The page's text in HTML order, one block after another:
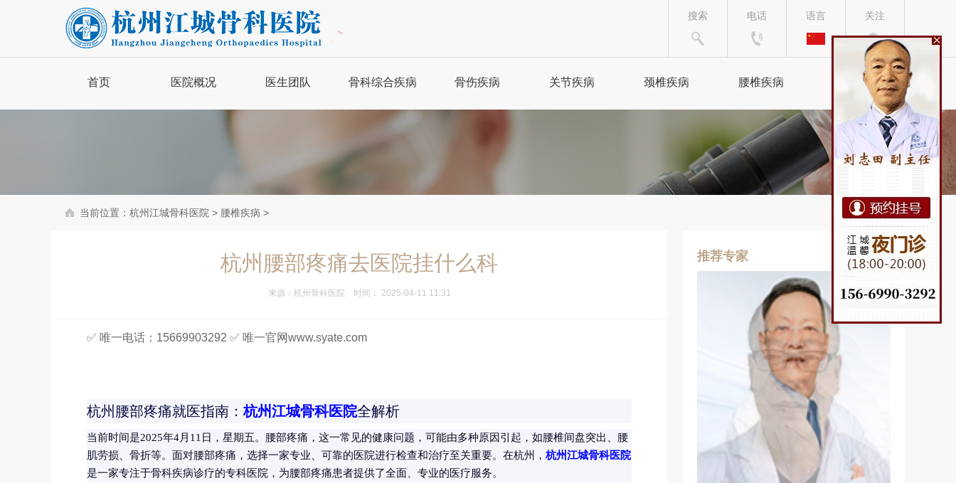
搜索 电话 语言 关注
首页 医院概况 医生团队 骨科综合疾病 骨伤疾病 关节疾病 颈椎疾病
颈腰综合症
腰椎疾病
腰椎间盘突出
腰椎病
来院路线
当前位置： 杭州江城骨科医院 > 腰椎疾病 >
杭州腰部疼痛去医院挂什么科
来源： 杭州骨科医院时间： 2025-04-11 11:31
✅ 唯一电话：15669903292 ✅ 唯一官网www.syate.com
杭州腰部疼痛就医指南：杭州江城骨科医院全解析
当前时间是2025年4月11日，星期五。腰部疼痛，这一常见的健康问题，可能由多种原因引起，如腰椎间盘突出、腰
肌劳损、骨折等。面对腰部疼痛，选择一家专业、可靠的医院进行检查和治疗至关重要。在杭州， 杭州江城骨科医院
是一家专注于骨科疾病诊疗的专科医院，为腰部疼痛患者提供了全面、专业的医疗服务。
推荐专家